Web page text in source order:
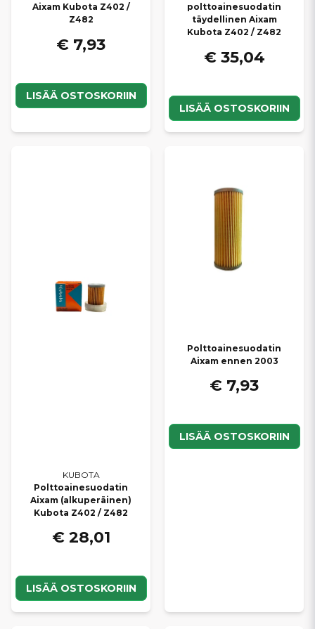
Aixam Kubota Z402 /
Z482
€ 7,93
LISÄÄ OSTOSKORIIN
polttoainesuodatin
täydellinen Aixam
Kubota Z402 / Z482
€ 35,04
LISÄÄ OSTOSKORIIN
KUBOTA
Polttoainesuodatin
Aixam (alkuperäinen)
Kubota Z402 / Z482
€ 28,01
LISÄÄ OSTOSKORIIN
Polttoainesuodatin
Aixam ennen 2003
€ 7,93
LISÄÄ OSTOSKORIIN